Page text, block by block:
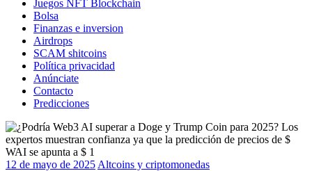
Juegos NFT Blockchain
Bolsa
Finanzas e inversion
Airdrops
SCAM shitcoins
Política privacidad
Anúnciate
Contacto
Predicciones
12 de mayo de 2025 Altcoins y criptomonedas